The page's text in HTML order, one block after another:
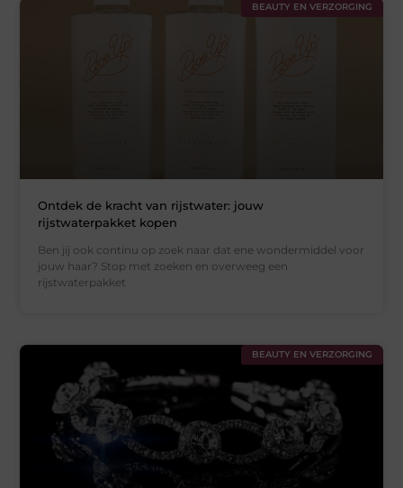
BEAUTY EN VERZORGING
Ontdek de kracht van rijstwater: jouw
rijstwaterpakket kopen
Ben jij ook continu op zoek naar dat ene wondermiddel voor
jouw haar? Stop met zoeken en overweeg een
rijstwaterpakket
BEAUTY EN VERZORGING